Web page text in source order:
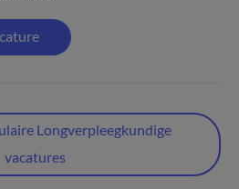
Longverpleegkundige
vacatures